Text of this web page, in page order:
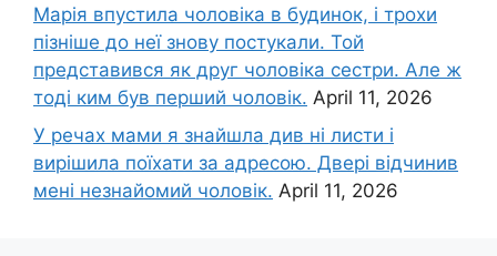
Марія впустила чоловіка в будинок, і трохи
пізніше до неї знову постукали. Той
представився як друг чоловіка сестри. Але ж
тоді ким був перший чоловік. April 11, 2026
У речах мами я знайшла див ні листи і
вирішила поїхати за адресою. Двері відчинив
мені незнайомий чоловік. April 11, 2026